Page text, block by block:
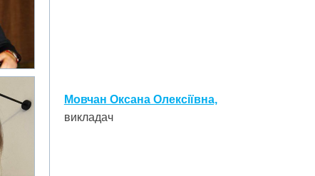
Мовчан Оксана Олексіївна,
викладач